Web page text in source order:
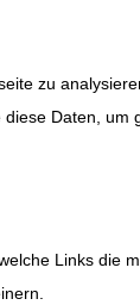
zu
Daten, um
Links die